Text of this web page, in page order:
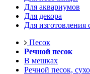
Для аквариумов
Для декора
Для изготовления
Песок
Речной песок
В мешках
Речной песок,